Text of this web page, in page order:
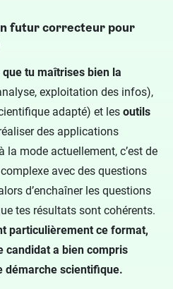
futur correcteur pour
tu maîtrises bien la
exploitation des infos),
adapté) et les outils
des applications
la mode actuellement, c’est de
avec des questions
d’enchaîner les questions
tes résultats sont cohérents.
particulièrement ce format,
candidat a bien compris
démarche scientifique.